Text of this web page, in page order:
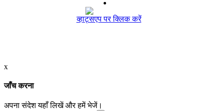
व्हाट्सएप पर क्लिक करें
x
जाँच करना
अपना संदेश यहाँ लिखें और हमें भेजें।